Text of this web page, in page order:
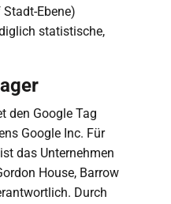
Ebene)
statistische,
den Google Tag
Google Inc. Für
das Unternehmen
House, Barrow
Durch